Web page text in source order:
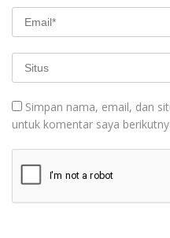
Simpan nama, email, dan
untuk komentar saya